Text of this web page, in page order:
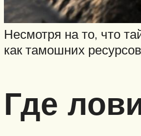
Несмотря на то, что
как тамошних
Где